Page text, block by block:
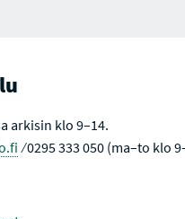
arkisin klo 9–14.
⁄ 0295 333 050 (ma–to klo